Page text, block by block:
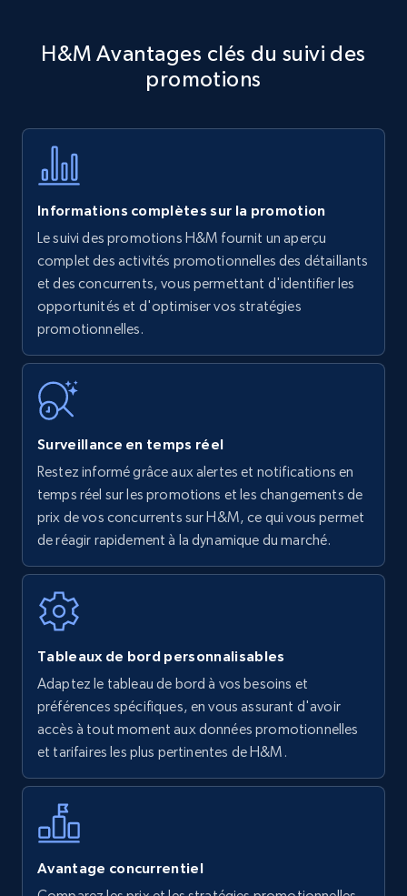
specific keywords
Title, Seller name, Brand, Description, Initial
Amazon products - find products by using
upc numbers
Title, Seller name, Brand, Description, Initial
price, Currency, Availability, Reviews count, and
35.2K+
Amazon Reviews
URL, Product name, Product rating, Product
rating object, Product rating max, Rating,
7.4K+
Walmart - products
URL, Final price, Sku, Currency, Gtin,
Specifications, Image urls, Top reviews, and
more.
H&M Avantages clés du suivi des
promotions
Informations complètes sur la promotion
Le suivi des promotions H&M fournit un aperçu
complet des activités promotionnelles des détaillants
et des concurrents, vous permettant d'identifier les
opportunités et d'optimiser vos stratégies
promotionnelles.
Surveillance en temps réel
Restez informé grâce aux alertes et notifications en
temps réel sur les promotions et les changements de
prix de vos concurrents sur H&M, ce qui vous permet
de réagir rapidement à la dynamique du marché.
Tableaux de bord personnalisables
Adaptez le tableau de bord à vos besoins et
préférences spécifiques, en vous assurant d'avoir
accès à tout moment aux données promotionnelles
et tarifaires les plus pertinentes de H&M.
Avantage concurrentiel